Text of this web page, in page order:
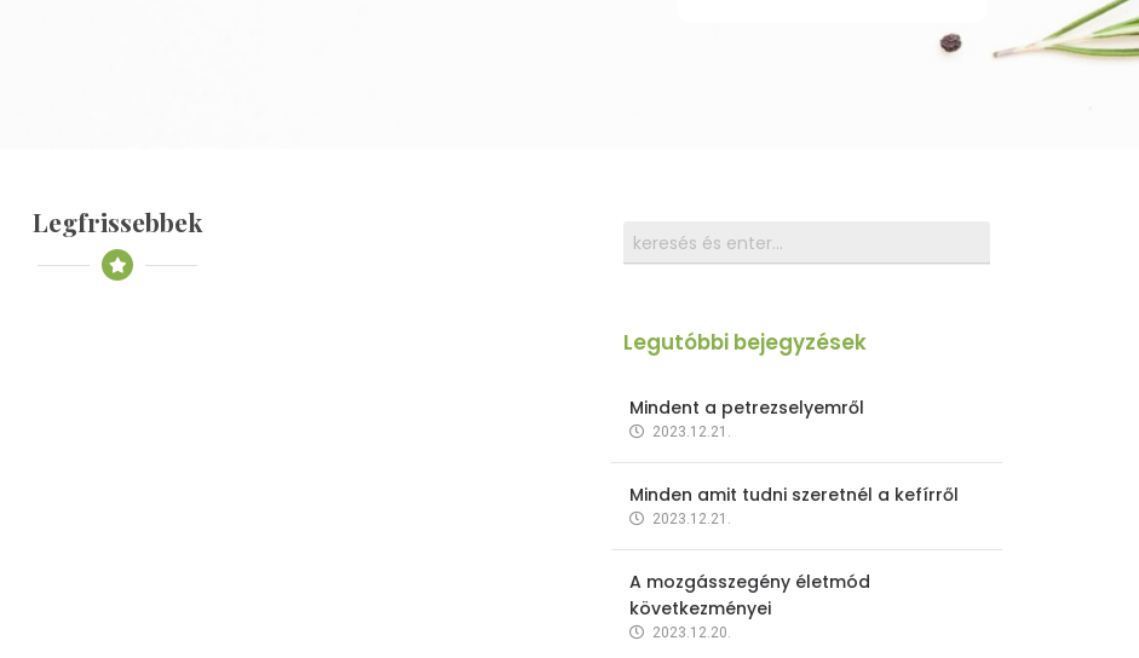
Legfrissebbek
Legutóbbi bejegyzések
Mindent a petrezselyemről
2023.12.21.
Minden amit tudni szeretnél a kefírről
2023.12.21.
A mozgásszegény életmód
következményei
2023.12.20.